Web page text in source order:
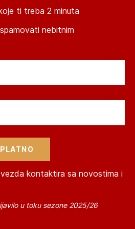
ti treba 2 minuta
nebitnim
kontaktira sa novostima i
u toku sezone 2025/26